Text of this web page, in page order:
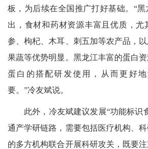
板，为后续在全国推广打好基础。“
出，食材和药材资源丰富且优质，尤
参、枸杞、木耳、刺五加等农产品，
果蔬等优势明显。黑龙江丰富的蛋白
蛋白的搭配研发使用，从而更好
要。”冷友斌说。
此外，冷友斌建议发展“功能标识
通产学研链路，需要包括医疗机构、
的多方机构联合开展科研攻关，既要